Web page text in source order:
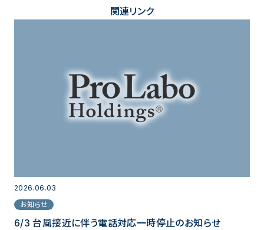
関連リンク
2026.06.03
お知らせ
6/3 台風接近に伴う電話対応一時停止のお知らせ